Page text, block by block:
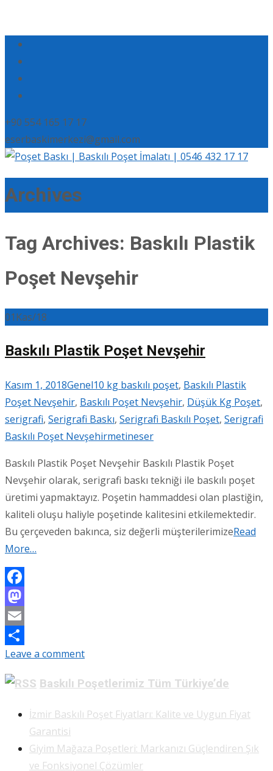
+90 554 165 17 17
eserbaskimerkezi@gmail.com
Archives
Tag Archives: Baskılı Plastik
Poşet Nevşehir
01Kas/18
Baskılı Plastik Poşet Nevşehir
Kasım 1, 2018Genel10 kg baskılı poşet, Baskılı Plastik
Poşet Nevşehir, Baskılı Poşet Nevşehir, Düşük Kg Poşet,
serigrafi, Serigrafi Baskı, Serigrafi Baskılı Poşet, Serigrafi
Baskılı Poşet Nevşehirmetineser
Baskılı Plastik Poşet Nevşehir Baskılı Plastik Poşet
Nevşehir olarak, serigrafi baskı tekniği ile baskılı poşet
üretimi yapmaktayız. Poşetin hammaddesi olan plastiğin,
kaliteli oluşu haliyle poşetinde kalitesini etkilemektedir.
Bu çerçeveden bakınca, siz değerli müşterilerimizeRead
More…
Facebook
Mastodon
Email
Share
Leave a comment
Baskılı Poşetlerimiz Tüm Türkiye’de
İzmir Baskılı Poşet Fiyatları: Kalite ve Uygun Fiyat
Garantisi
Giyim Mağaza Poşetleri: Markanızı Güçlendiren Şık
ve Fonksiyonel Çözümler